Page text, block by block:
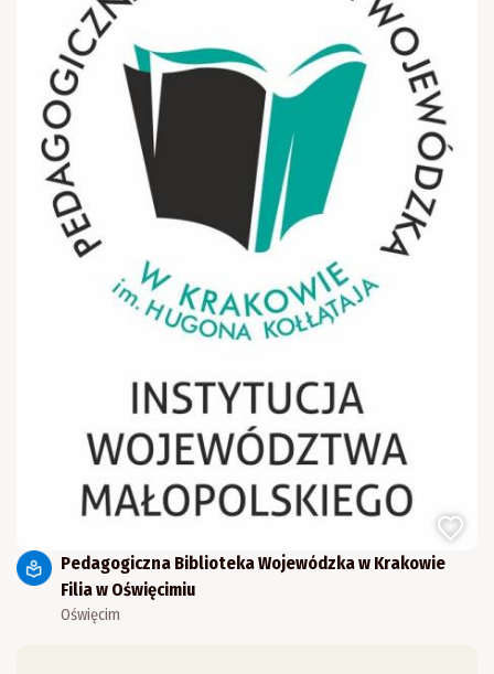
Pedagogiczna Biblioteka Wojewódzka w Krakowie
Filia w Oświęcimiu
Oświęcim